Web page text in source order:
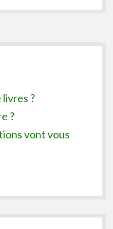
?
?
vont vous